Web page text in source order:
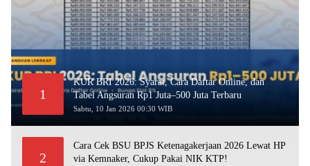
1
KUR BRI 2026: Syarat, Cara Daftar Online, dan
Tabel Angsuran Rp1 Juta–500 Juta Terbaru
Sabtu, 10 Jan 2026 00:30 WIB
2
Cara Cek BSU BPJS Ketenagakerjaan 2026 Lewat HP
via Kemnaker, Cukup Pakai NIK KTP!